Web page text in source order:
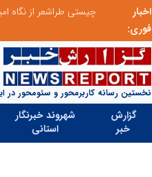
اخبار
فوری:
نخستین رسانه کاربرمحور و سئومحور در
گزارش
خبر
شهروند خبرنگار
استانی